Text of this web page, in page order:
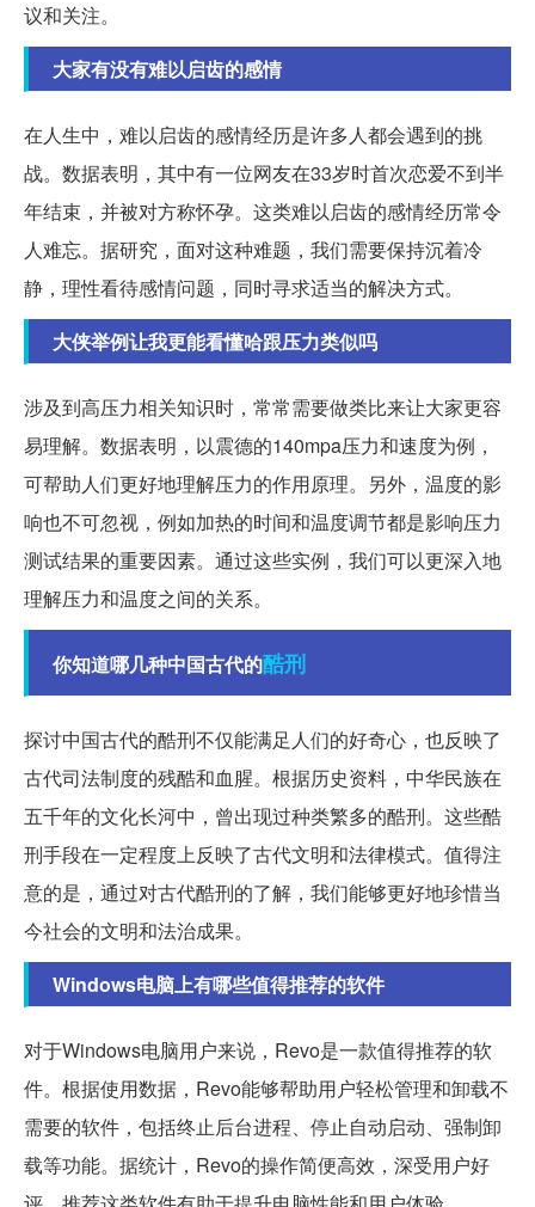
议和关注。
大家有没有难以启齿的感情
在人生中，难以启齿的感情经历是许多人都会遇到的挑
战。数据表明，其中有一位网友在33岁时首次恋爱不到半
年结束，并被对方称怀孕。这类难以启齿的感情经历常令
人难忘。据研究，面对这种难题，我们需要保持沉着冷
静，理性看待感情问题，同时寻求适当的解决方式。
大侠举例让我更能看懂哈跟压力类似吗
涉及到高压力相关知识时，常常需要做类比来让大家更容
易理解。数据表明，以震德的140mpa压力和速度为例，
可帮助人们更好地理解压力的作用原理。另外，温度的影
响也不可忽视，例如加热的时间和温度调节都是影响压力
测试结果的重要因素。通过这些实例，我们可以更深入地
理解压力和温度之间的关系。
你知道哪几种中国古代的酷刑
探讨中国古代的酷刑不仅能满足人们的好奇心，也反映了
古代司法制度的残酷和血腥。根据历史资料，中华民族在
五千年的文化长河中，曾出现过种类繁多的酷刑。这些酷
刑手段在一定程度上反映了古代文明和法律模式。值得注
意的是，通过对古代酷刑的了解，我们能够更好地珍惜当
今社会的文明和法治成果。
Windows电脑上有哪些值得推荐的软件
对于Windows电脑用户来说，Revo是一款值得推荐的软
件。根据使用数据，Revo能够帮助用户轻松管理和卸载不
需要的软件，包括终止后台进程、停止自动启动、强制卸
载等功能。据统计，Revo的操作简便高效，深受用户好